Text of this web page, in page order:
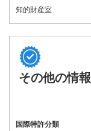
知的財産室
その他の情報
国際特許分類